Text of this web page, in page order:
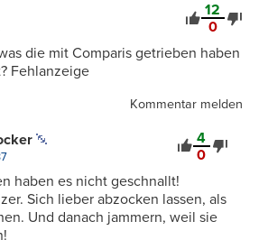
12
0
die mit Comparis getrieben haben
Fehlanzeige
Kommentar melden
4
0
haben es nicht geschnallt!
Sich lieber abzocken lassen, als
Und danach jammern, weil sie